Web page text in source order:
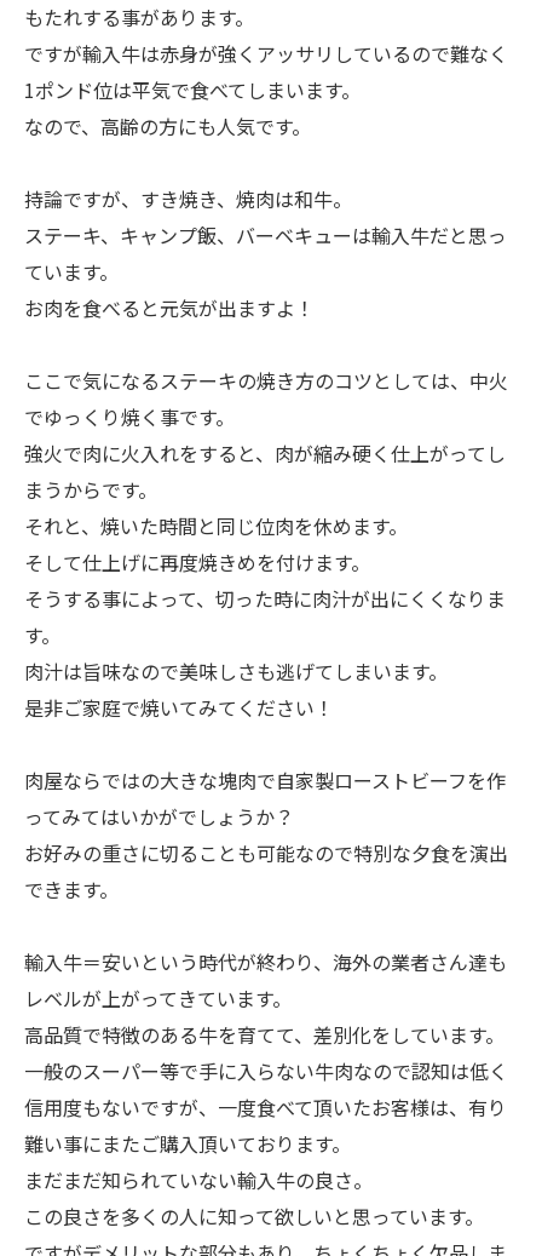
もたれする事があります。
ですが輸入牛は赤身が強くアッサリしているので難なく
1ポンド位は平気で食べてしまいます。
なので、高齢の方にも人気です。
持論ですが、すき焼き、焼肉は和牛。
ステーキ、キャンプ飯、バーベキューは輸入牛だと思っ
ています。
お肉を食べると元気が出ますよ！
ここで気になるステーキの焼き方のコツとしては、中火
でゆっくり焼く事です。
強火で肉に火入れをすると、肉が縮み硬く仕上がってし
まうからです。
それと、焼いた時間と同じ位肉を休めます。
そして仕上げに再度焼きめを付けます。
そうする事によって、切った時に肉汁が出にくくなりま
す。
肉汁は旨味なので美味しさも逃げてしまいます。
是非ご家庭で焼いてみてください！
肉屋ならではの大きな塊肉で自家製ローストビーフを作
ってみてはいかがでしょうか？
お好みの重さに切ることも可能なので特別な夕食を演出
できます。
輸入牛＝安いという時代が終わり、海外の業者さん達も
レベルが上がってきています。
高品質で特徴のある牛を育てて、差別化をしています。
一般のスーパー等で手に入らない牛肉なので認知は低く
信用度もないですが、一度食べて頂いたお客様は、有り
難い事にまたご購入頂いております。
まだまだ知られていない輸入牛の良さ。
この良さを多くの人に知って欲しいと思っています。